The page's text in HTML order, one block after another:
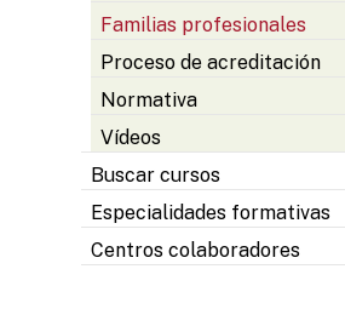
Familias profesionales
Proceso de acreditación
Normativa
Vídeos
Buscar cursos
Especialidades formativas
Centros colaboradores